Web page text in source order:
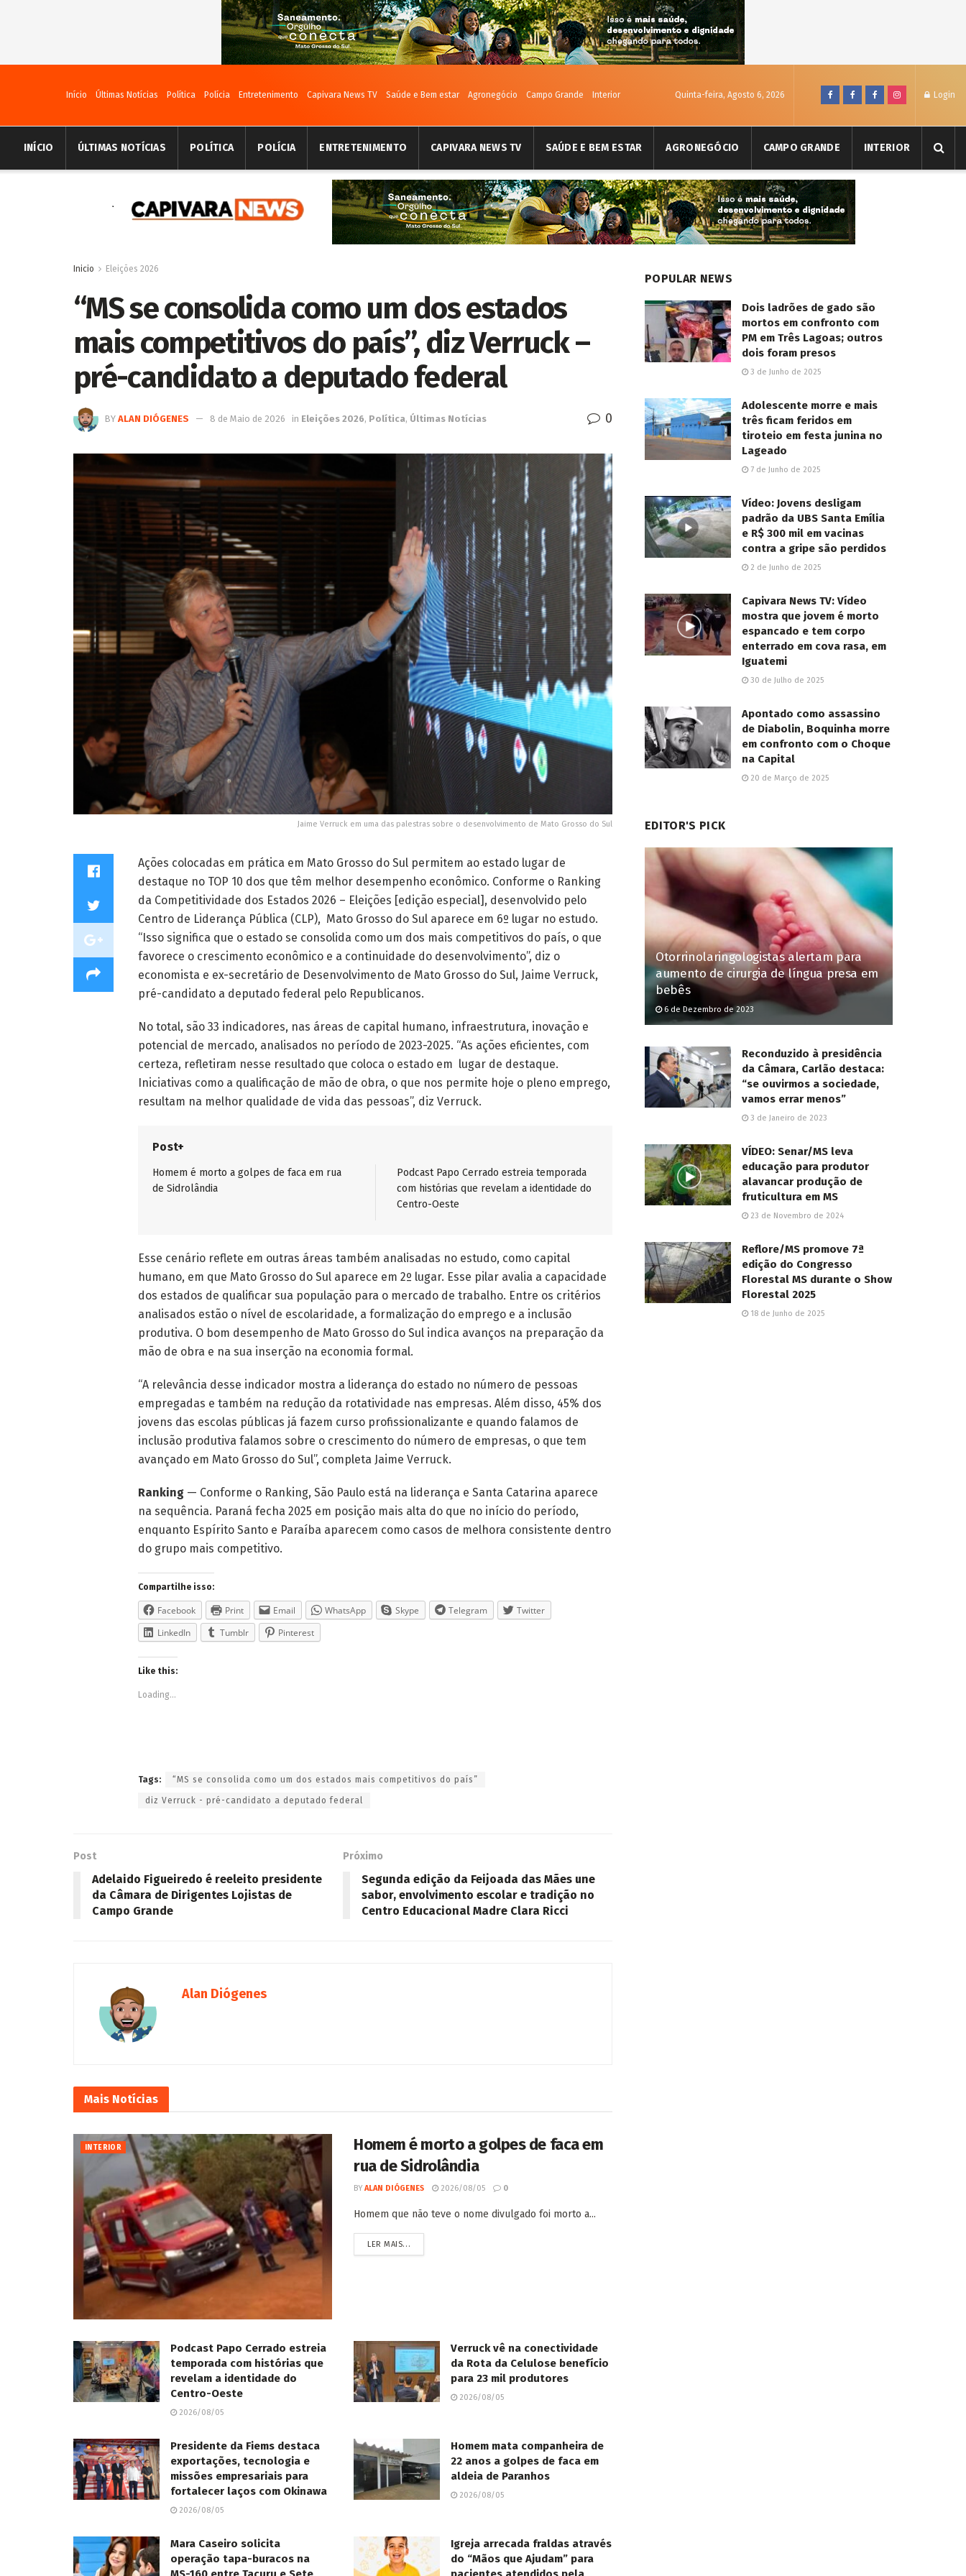
Início Últimas Notícias Política Polícia Entretenimento Capivara News TV Saúde e Bem estar Agronegócio Campo Grande Interior Quinta-feira, Agosto 6, 2026 Login
INÍCIO ÚLTIMAS NOTÍCIAS POLÍTICA POLÍCIA ENTRETENIMENTO CAPIVARA NEWS TV SAÚDE E BEM ESTAR AGRONEGÓCIO CAMPO GRANDE INTERIOR
Inicio Eleições 2026
“MS se consolida como um dos estados
mais competitivos do país”, diz Verruck –
pré-candidato a deputado federal
BY ALAN DIÓGENES 8 de Maio de 2026 in Eleições 2026, Política, Últimas Notícias 0
Jaime Verruck em uma das palestras sobre o desenvolvimento de Mato Grosso do Sul
Ações colocadas em prática em Mato Grosso do Sul permitem ao estado lugar de
destaque no TOP 10 dos que têm melhor desempenho econômico. Conforme o Ranking
da Competitividade dos Estados 2026 – Eleições [edição especial], desenvolvido pelo
Centro de Liderança Pública (CLP), Mato Grosso do Sul aparece em 6º lugar no estudo.
“Isso significa que o estado se consolida como um dos mais competitivos do país, o que
favorece o crescimento econômico e a continuidade do desenvolvimento”, diz o
economista e ex-secretário de Desenvolvimento de Mato Grosso do Sul, Jaime Verruck,
pré-candidato a deputado federal pelo Republicanos.
No total, são 33 indicadores, nas áreas de capital humano, infraestrutura, inovação e
potencial de mercado, analisados no período de 2023-2025. “As ações eficientes, com
certeza, refletiram nesse resultado que coloca o estado em lugar de destaque.
Iniciativas como a qualificação de mão de obra, o que nos permite hoje o pleno emprego,
resultam na melhor qualidade de vida das pessoas”, diz Verruck.
Post+
Homem é morto a golpes de faca em rua
de Sidrolândia
Podcast Papo Cerrado estreia temporada
com histórias que revelam a identidade do
Centro-Oeste
Esse cenário reflete em outras áreas também analisadas no estudo, como capital
humano, em que Mato Grosso do Sul aparece em 2º lugar. Esse pilar avalia a capacidade
dos estados de qualificar sua população para o mercado de trabalho. Entre os critérios
analisados estão o nível de escolaridade, a formalização do emprego e a inclusão
produtiva. O bom desempenho de Mato Grosso do Sul indica avanços na preparação da
mão de obra e na sua inserção na economia formal.
“A relevância desse indicador mostra a liderança do estado no número de pessoas
empregadas e também na redução da rotatividade nas empresas. Além disso, 45% dos
jovens das escolas públicas já fazem curso profissionalizante e quando falamos de
inclusão produtiva falamos sobre o crescimento do número de empresas, o que tem
avançado em Mato Grosso do Sul”, completa Jaime Verruck.
Ranking — Conforme o Ranking, São Paulo está na liderança e Santa Catarina aparece
na sequência. Paraná fecha 2025 em posição mais alta do que no início do período,
enquanto Espírito Santo e Paraíba aparecem como casos de melhora consistente dentro
do grupo mais competitivo.
Compartilhe isso:
Facebook Print Email WhatsApp Skype Telegram
Twitter
LinkedIn
Tumblr Pinterest
Like this:
Loading...
Tags: “MS se consolida como um dos estados mais competitivos do país”
diz Verruck - pré-candidato a deputado federal
Post
Adelaido Figueiredo é reeleito presidente
da Câmara de Dirigentes Lojistas de
Campo Grande
Próximo
Segunda edição da Feijoada das Mães une
sabor, envolvimento escolar e tradição no
Centro Educacional Madre Clara Ricci
Alan Diógenes
Mais Notícias
INTERIOR
Homem é morto a golpes de faca em
rua de Sidrolândia
BY ALAN DIÓGENES 2026/08/05 0
Homem que não teve o nome divulgado foi morto a...
LER MAIS...
Podcast Papo Cerrado estreia
temporada com histórias que
revelam a identidade do
Centro-Oeste
2026/08/05
Verruck vê na conectividade
da Rota da Celulose benefício
para 23 mil produtores
2026/08/05
Presidente da Fiems destaca
exportações, tecnologia e
missões empresariais para
fortalecer laços com Okinawa
2026/08/05
Homem mata companheira de
22 anos a golpes de faca em
aldeia de Paranhos
2026/08/05
Mara Caseiro solicita
operação tapa-buracos na
Igreja arrecada fraldas através
do “Mãos que Ajudam” para
POPULAR NEWS
Dois ladrões de gado são
mortos em confronto com
PM em Três Lagoas; outros
dois foram presos
3 de Junho de 2025
Adolescente morre e mais
três ficam feridos em
tiroteio em festa junina no
Lageado
7 de Junho de 2025
Vídeo: Jovens desligam
padrão da UBS Santa Emília
e R$ 300 mil em vacinas
contra a gripe são perdidos
2 de Junho de 2025
Capivara News TV: Vídeo
mostra que jovem é morto
espancado e tem corpo
enterrado em cova rasa, em
Iguatemi
30 de Julho de 2025
Apontado como assassino
de Diabolin, Boquinha morre
em confronto com o Choque
na Capital
20 de Março de 2025
EDITOR'S PICK
Otorrinolaringologistas alertam para
aumento de cirurgia de língua presa em
bebês
6 de Dezembro de 2023
Reconduzido à presidência
da Câmara, Carlão destaca:
“se ouvirmos a sociedade,
vamos errar menos”
3 de Janeiro de 2023
VÍDEO: Senar/MS leva
educação para produtor
alavancar produção de
fruticultura em MS
23 de Novembro de 2024
Reflore/MS promove 7ª
edição do Congresso
Florestal MS durante o Show
Florestal 2025
18 de Junho de 2025